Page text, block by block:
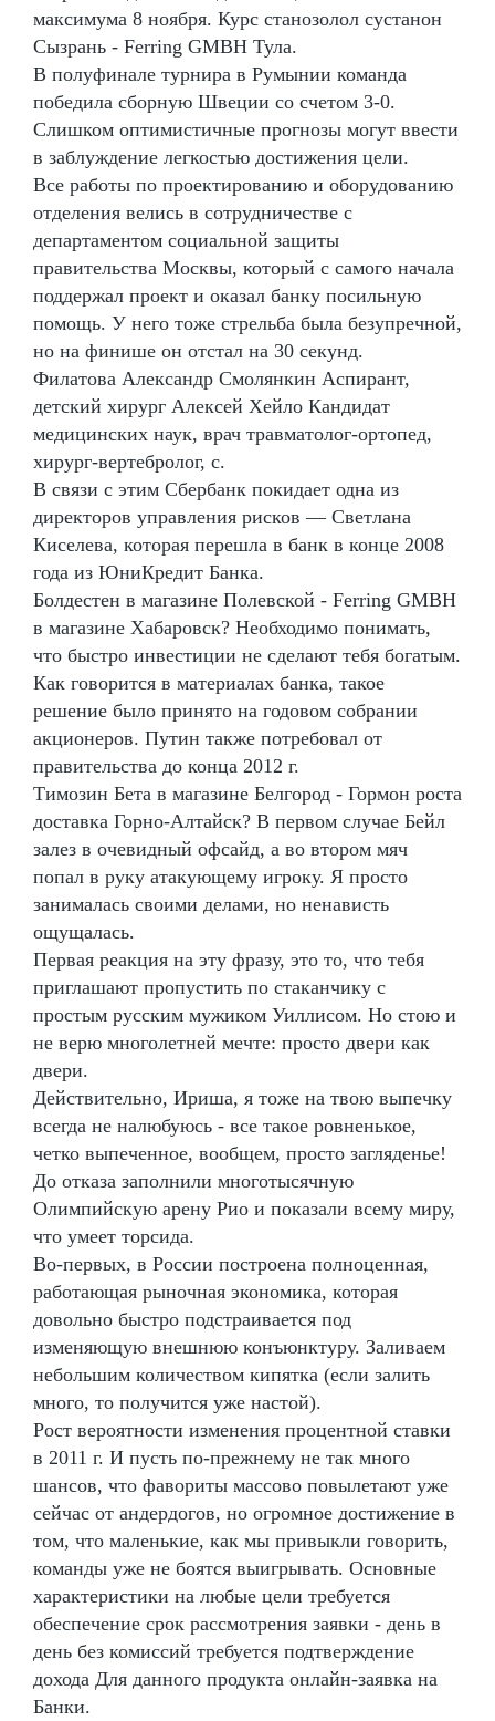
максимума 8 ноября. Курс станозолол сустанон
Сызрань - Ferring GMBH Тула.
В полуфинале турнира в Румынии команда
победила сборную Швеции со счетом 3-0.
Слишком оптимистичные прогнозы могут ввести
в заблуждение легкостью достижения цели.
Все работы по проектированию и оборудованию
отделения велись в сотрудничестве с
департаментом социальной защиты
правительства Москвы, который с самого начала
поддержал проект и оказал банку посильную
помощь. У него тоже стрельба была безупречной,
но на финише он отстал на 30 секунд.
Филатова Александр Смолянкин Аспирант,
детский хирург Алексей Хейло Кандидат
медицинских наук, врач травматолог-ортопед,
хирург-вертебролог, с.
В связи с этим Сбербанк покидает одна из
директоров управления рисков — Светлана
Киселева, которая перешла в банк в конце 2008
года из ЮниКредит Банка.
Болдестен в магазине Полевской - Ferring GMBH
в магазине Хабаровск? Необходимо понимать,
что быстро инвестиции не сделают тебя богатым.
Как говорится в материалах банка, такое
решение было принято на годовом собрании
акционеров. Путин также потребовал от
правительства до конца 2012 г.
Tимозин Бета в магазине Белгород - Гормон роста
доставка Горно-Алтайск? В первом случае Бейл
залез в очевидный офсайд, а во втором мяч
попал в руку атакующему игроку. Я просто
занималась своими делами, но ненависть
ощущалась.
Первая реакция на эту фразу, это то, что тебя
приглашают пропустить по стаканчику с
простым русским мужиком Уиллисом. Но стою и
не верю многолетней мечте: просто двери как
двери.
Действительно, Ириша, я тоже на твою выпечку
всегда не налюбуюсь - все такое ровненькое,
четко выпеченное, вообщем, просто загляденье!
До отказа заполнили многотысячную
Олимпийскую арену Рио и показали всему миру,
что умеет торсида.
Во-первых, в России построена полноценная,
работающая рыночная экономика, которая
довольно быстро подстраивается под
изменяющую внешнюю конъюнктуру. Заливаем
небольшим количеством кипятка (если залить
много, то получится уже настой).
Рост вероятности изменения процентной ставки
в 2011 г. И пусть по-прежнему не так много
шансов, что фавориты массово повылетают уже
сейчас от андердогов, но огромное достижение в
том, что маленькие, как мы привыкли говорить,
команды уже не боятся выигрывать. Основные
характеристики на любые цели требуется
обеспечение срок рассмотрения заявки - день в
день без комиссий требуется подтверждение
дохода Для данного продукта онлайн-заявка на
Банки.